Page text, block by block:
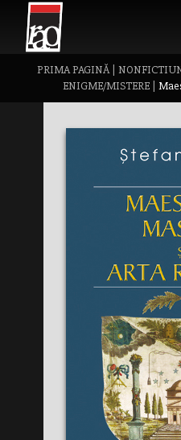
PRIMA PAGINĂ|
ENIGME/MISTERE|